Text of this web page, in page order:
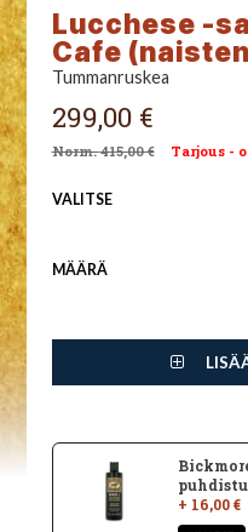
Lucchese -
Cafe
Tummanruskea
299,00 €
415,00 € Tarjous -
VALITSE
MÄÄRÄ
+ 16,00 €